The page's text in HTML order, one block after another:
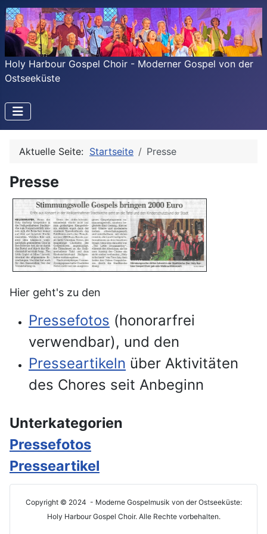
Holy Harbour Gospel Choir - Moderner Gospel von der
Ostseeküste
Aktuelle Seite: Startseite Presse
Presse
Hier geht's zu den
Pressefotos (honorarfrei
verwendbar), und den
Presseartikeln über Aktivitäten
des Chores seit Anbeginn
Unterkategorien
Pressefotos
Presseartikel
Copyright © 2024 - Moderne Gospelmusik von der Ostseeküste:
Holy Harbour Gospel Choir. Alle Rechte vorbehalten.